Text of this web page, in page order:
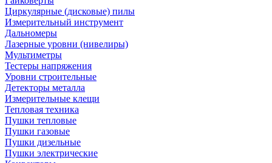
Циркулярные (дисковые) пилы
Измерительный инструмент
Дальномеры
Лазерные уровни (нивелиры)
Мультиметры
Тестеры напряжения
Уровни строительные
Детекторы металла
Измерительные клещи
Тепловая техника
Пушки тепловые
Пушки газовые
Пушки дизельные
Пушки электрические